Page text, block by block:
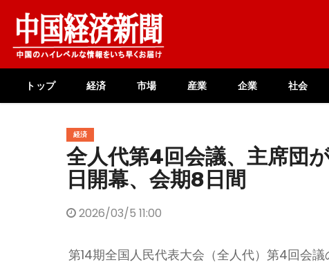
content
トップ 経済 市場 産業 企業 社会
経済
全人代第4回会議、主席団
日開幕、会期8日間
2026/03/5 11:00
第14期全国人民代表大会（全人代）第4回会